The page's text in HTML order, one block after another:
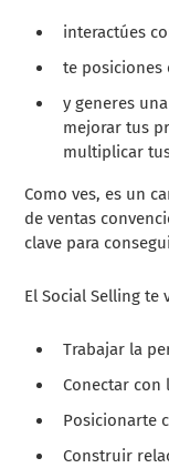
interactúes
te posiciones
y generes
mejorar tus
multiplicar
Como ves, es un
de ventas
clave para
El Social Selling te
Trabajar la
Conectar con
Posicionarte
Construir